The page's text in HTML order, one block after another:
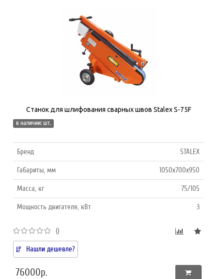
Станок для шлифования сварных швов Stalex S-75F
в наличии: шт.
Бренд STALEX
Габариты, мм 1050х700х950
Масса, кг 75/105
Мощность двигателя, кВт 3
()
Нашли дешевле?
76000р.